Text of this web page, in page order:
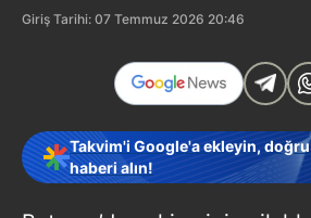
Giriş Tarihi: 07 Temmuz 2026 20:46
Takvim'i Google'a ekleyin,
haberi alın!